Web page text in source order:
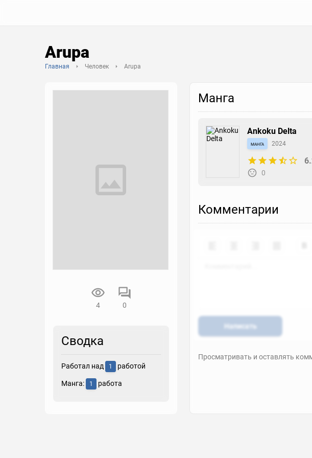
Arupa
Главная Человек Arupa
4 0
Сводка
Работал над 1 работой
Манга: 1 работа
Манга
Ankoku Delta
манга 2024
0
Комментарии
Написать
Просматривать и оставлять